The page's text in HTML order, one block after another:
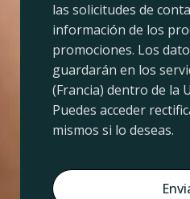
las solicitudes de
información de los
promociones. Los
guardarán en los
(Francia) dentro de la
Puedes acceder
mismos si lo deseas.